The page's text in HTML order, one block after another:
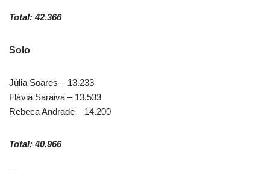
Total: 42.366
Solo
Júlia Soares – 13.233
Flávia Saraiva – 13.533
Rebeca Andrade – 14.200
Total: 40.966